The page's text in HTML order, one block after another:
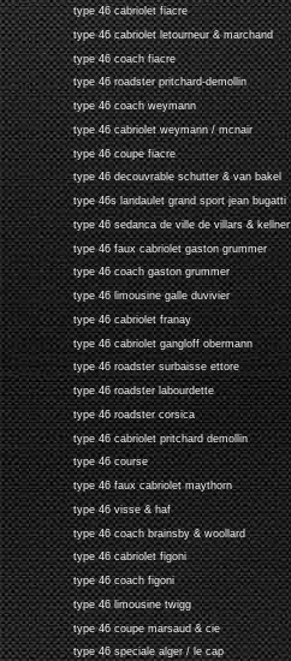
type 46 cabriolet fiacre
type 46 cabriolet letourneur & marchand
type 46 coach fiacre
type 46 roadster pritchard-demollin
type 46 coach weymann
type 46 cabriolet weymann / mcnair
type 46 coupe fiacre
type 46 decouvrable schutter & van bakel
type 46s landaulet grand sport jean bugatti
type 46 sedanca de ville de villars & kellner
type 46 faux cabriolet gaston grummer
type 46 coach gaston grummer
type 46 limousine galle duvivier
type 46 cabriolet franay
type 46 cabriolet gangloff obermann
type 46 roadster surbaisse ettore
type 46 roadster labourdette
type 46 roadster corsica
type 46 cabriolet pritchard demollin
type 46 course
type 46 faux cabriolet maythorn
type 46 visse & haf
type 46 coach brainsby & woollard
type 46 cabriolet figoni
type 46 coach figoni
type 46 limousine twigg
type 46 coupe marsaud & cie
type 46 speciale alger / le cap